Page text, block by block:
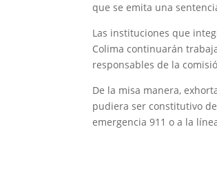
que se emita una
Las instituciones que
Colima continuarán
responsables de la
De la misa manera,
pudiera ser constitutivo
emergencia 911 o a la